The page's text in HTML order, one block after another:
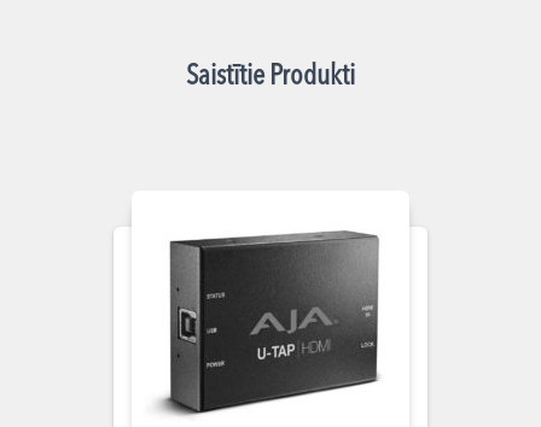
Saistītie Produkti